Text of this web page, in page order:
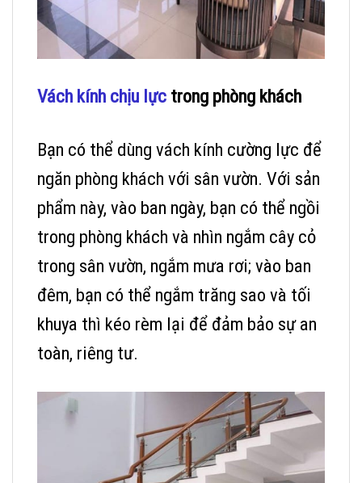
Vách kính chịu lực trong phòng khách
Bạn có thể dùng vách kính cường lực để
ngăn phòng khách với sân vườn. Với sản
phẩm này, vào ban ngày, bạn có thể ngồi
trong phòng khách và nhìn ngắm cây cỏ
trong sân vườn, ngắm mưa rơi; vào ban
đêm, bạn có thể ngắm trăng sao và tối
khuya thì kéo rèm lại để đảm bảo sự an
toàn, riêng tư.